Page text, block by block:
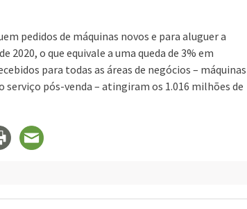
pedidos de máquinas novos e para aluguer a
o que equivale a uma queda de 3% em
para todas as áreas de negócios – máquinas
pós-venda – atingiram os 1.016 milhões de